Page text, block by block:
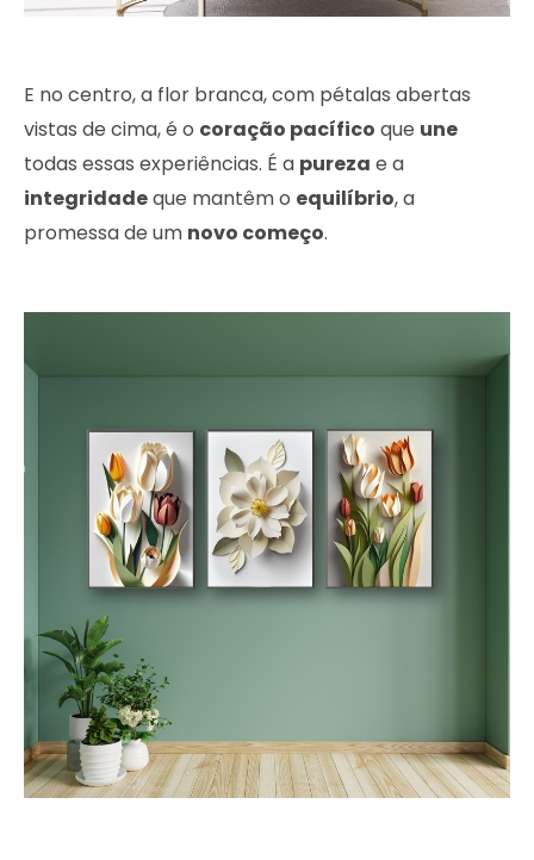
E no centro, a flor branca, com pétalas abertas
vistas de cima, é o coração pacífico que une
todas essas experiências. É a pureza e a
integridadeque mantêm o equilíbrio, a
promessa de um novo começo.